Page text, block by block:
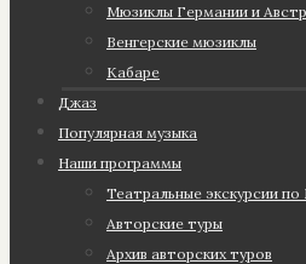
Мюзиклы Германии и
Венгерские мюзиклы
Кабаре
Джаз
Популярная музыка
Наши программы
Театральные экскурсии
Авторские туры
Архив авторских туров